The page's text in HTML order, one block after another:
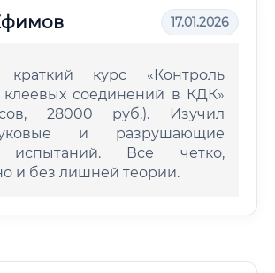
17.01.2026
курс «Контроль
клеевых соединений в КДК»
28000 руб.). Изучил
и разрушающие
испытаний. Все четко,
и без лишней теории.